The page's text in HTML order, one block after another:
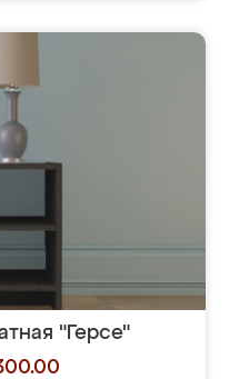
"Герсе"